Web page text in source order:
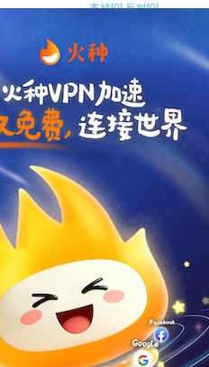
支持[0] 反对[0]
支持[0] 反对
支持
支持 反对 [0]